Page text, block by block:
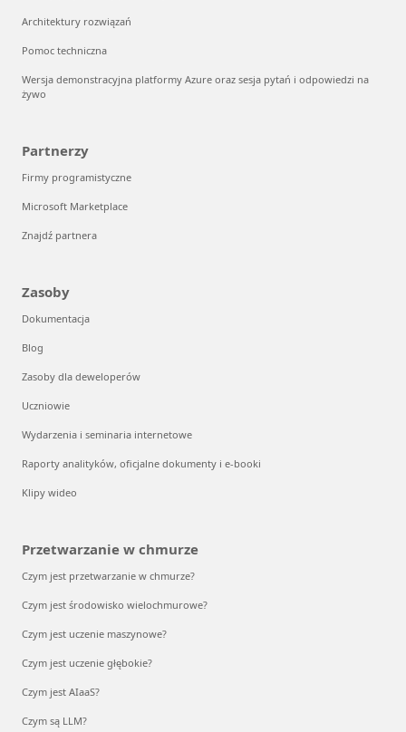
Architektury rozwiązań
Pomoc techniczna
Wersja demonstracyjna platformy Azure oraz sesja pytań i odpowiedzi na
żywo
Partnerzy
Firmy programistyczne
Microsoft Marketplace
Znajdź partnera
Zasoby
Dokumentacja
Blog
Zasoby dla deweloperów
Uczniowie
Wydarzenia i seminaria internetowe
Raporty analityków, oficjalne dokumenty i e-booki
Klipy wideo
Przetwarzanie w chmurze
Czym jest przetwarzanie w chmurze?
Czym jest środowisko wielochmurowe?
Czym jest uczenie maszynowe?
Czym jest uczenie głębokie?
Czym jest AIaaS?
Czym są LLM?